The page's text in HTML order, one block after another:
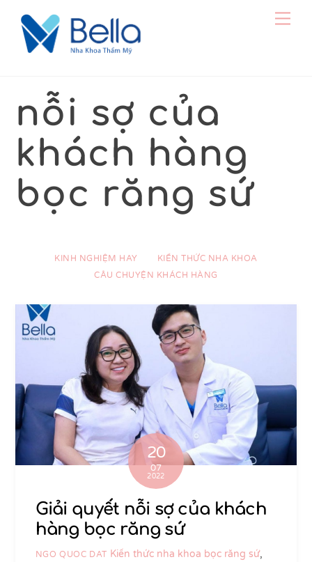
content
nỗi sợ của
khách hàng
bọc răng sứ
KINH NGHIỆM HAY
KIẾN THỨC NHA KHOA
CÂU CHUYỆN KHÁCH HÀNG
20
07
2022
Giải quyết nỗi sợ của khách
hàng bọc răng sứ
NGO QUOC DAT Kiến thức nha khoa bọc răng sứ,